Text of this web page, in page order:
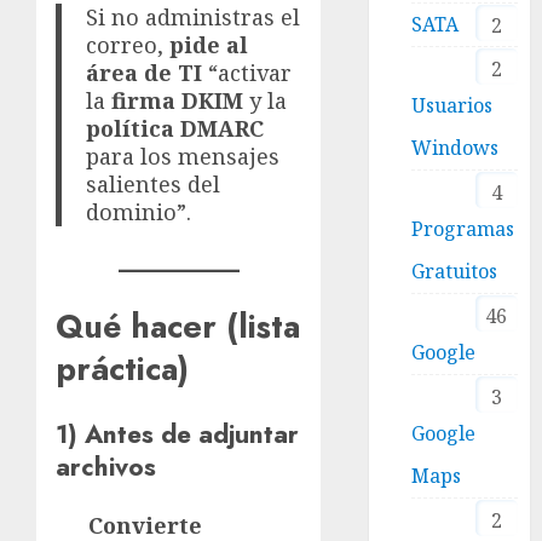
Si no administras el
correo,pide al
área de TI “activar
lafirma DKIM y la
política DMARC
para los mensajes
salientes del
dominio”.
Qué hacer (lista
práctica)
1) Antes de adjuntar
archivos
Convierte
2
SATA
2
Usuarios
Windows
4
Programas
Gratuitos
46
Google
3
Google
Maps
2